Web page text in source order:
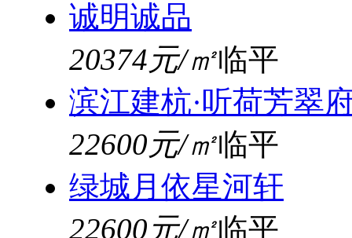
诚明诚品
20374元/㎡临平
滨江建杭·听荷芳翠
22600元/㎡临平
绿城月依星河轩
22600元/㎡临平